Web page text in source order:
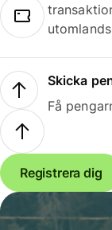
Skicka
Få
Registrera dig